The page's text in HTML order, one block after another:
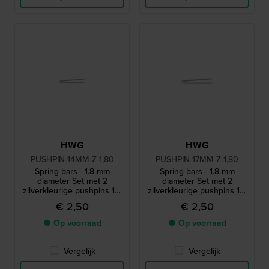
HWG
PUSHPIN-14MM-Z-1,80
Spring bars - 1.8 mm
diameter Set met 2
zilverkleurige pushpins 14-
1.8 mm
€ 2,50
● Op voorraad
Vergelijk
HWG
PUSHPIN-17MM-Z-1,80
Spring bars - 1.8 mm
diameter Set met 2
zilverkleurige pushpins 17-
1.8 mm
€ 2,50
● Op voorraad
Vergelijk